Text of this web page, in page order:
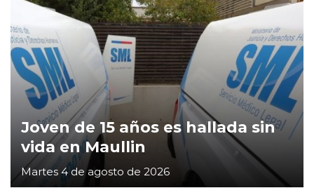
Joven de 15 años es hallada sin
vida en Maullin
Martes 4 de agosto de 2026